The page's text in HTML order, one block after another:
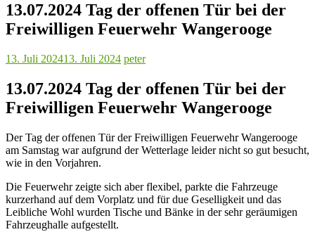
13.07.2024 Tag der offenen Tür bei der
Freiwilligen Feuerwehr Wangerooge
13. Juli 202413. Juli 2024 peter
13.07.2024 Tag der offenen Tür bei der
Freiwilligen Feuerwehr Wangerooge
Der Tag der offenen Tür der Freiwilligen Feuerwehr Wangerooge
am Samstag war aufgrund der Wetterlage leider nicht so gut besucht,
wie in den Vorjahren.
Die Feuerwehr zeigte sich aber flexibel, parkte die Fahrzeuge
kurzerhand auf dem Vorplatz und für due Geselligkeit und das
Leibliche Wohl wurden Tische und Bänke in der sehr geräumigen
Fahrzeughalle aufgestellt.